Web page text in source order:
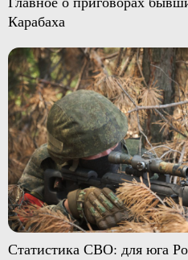
Карабаха
Статистика СВО: для юга